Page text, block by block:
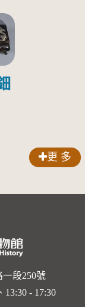
更 多
一段250號
13:30 - 17:30